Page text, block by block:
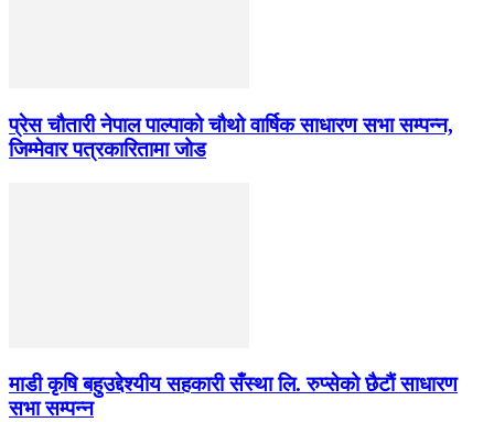
प्रेस चौतारी नेपाल पाल्पाको चौथो वार्षिक साधारण सभा सम्पन्न,
जिम्मेवार पत्रकारितामा जोड
माडी कृषि बहुउद्देश्यीय सहकारी सँस्था लि. रुप्सेको छैटाैं साधारण
सभा सम्पन्न